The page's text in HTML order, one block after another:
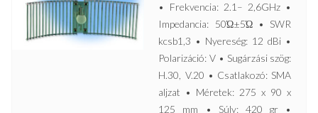
• Frekvencia: 2.1– 2,6GHz •
Impedancia: 50Ώ±5Ώ • SWR
kcsb1,3 • Nyereség: 12 dBi •
Polarizáció: V • Sugárzási szög:
H.30, V.20 • Csatlakozó: SMA
aljzat • Méretek: 275 x 90 x
125 mm • Súly: 420 gr •